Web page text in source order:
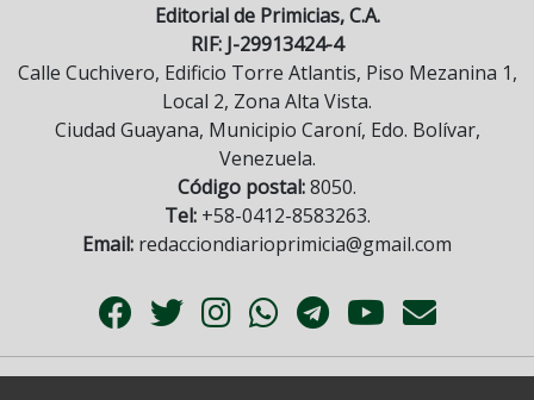
Editorial de Primicias, C.A.
RIF: J-29913424-4
Calle Cuchivero, Edificio Torre Atlantis, Piso Mezanina 1,
Local 2, Zona Alta Vista.
Ciudad Guayana, Municipio Caroní, Edo. Bolívar,
Venezuela.
Código postal:8050.
Tel:+58-0412-8583263.
Email: redacciondiarioprimicia@gmail.com